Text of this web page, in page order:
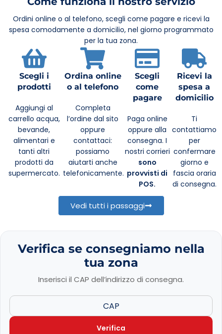
Ordini online o al telefono, scegli come pagare e ricevi la
spesa comodamente a domicilio, nel giorno programmato
per la tua zona.
Scegli i
prodotti
Aggiungi al
carrello acqua,
bevande,
alimentari e
tanti altri
prodotti da
supermercato.
Ordina online
o al telefono
Completa
l’ordine dal sito
oppure
contattaci:
possiamo
aiutarti anche
telefonicamente.
Scegli
come
pagare
Paga online
oppure alla
consegna. I
nostri corrieri
sono
provvisti di
POS.
Ricevi la
spesa a
domicilio
Ti
contattiamo
per
confermare
giorno e
fascia oraria
di consegna.
Vedi tutti i passaggi
Verifica se consegniamo nella
tua zona
Inserisci il CAP dell’indirizzo di consegna.
Verifica